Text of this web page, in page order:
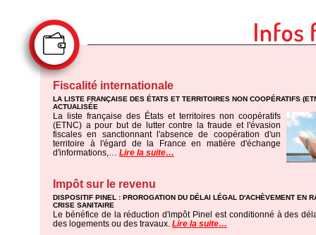
Fiscalité internationale
LA LISTE FRANÇAISE DES ÉTATS ET TERRITOIRES NON COOPÉRATIFS
ACTUALISÉE
La liste française des États et territoires non coopératifs
(ETNC) a pour but de lutter contre la fraude et l'évasion
fiscales en sanctionnant l'absence de coopération d'un
territoire à l'égard de la France en matière d'échange
d'informations,… Lire la suite…
Impôt sur le revenu
DISPOSITIF PINEL : PROROGATION DU DÉLAI LÉGAL D'ACHÈVEMENT EN
CRISE SANITAIRE
Le bénéfice de la réduction d'impôt Pinel est conditionné à des
des logements ou des travaux. Lire la suite…